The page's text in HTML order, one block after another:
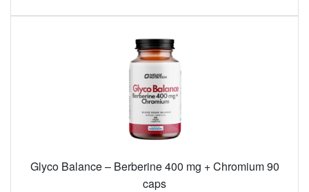
Glyco Balance – Berberine 400 mg + Chromium 90
caps